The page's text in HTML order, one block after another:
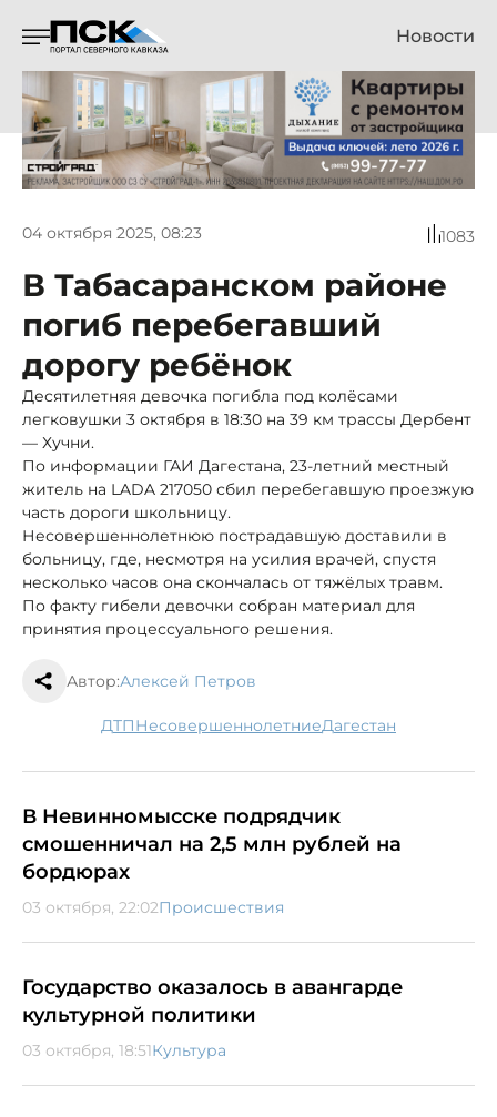
Новости
04 октября 2025, 08:23 1083
В Табасаранском районе
погиб перебегавший
дорогу ребёнок
Десятилетняя девочка погибла под колёсами
легковушки 3 октября в 18:30 на 39 км трассы Дербент
— Хучни.
По информации ГАИ Дагестана, 23-летний местный
житель на LADA 217050 сбил перебегавшую проезжую
часть дороги школьницу.
Несовершеннолетнюю пострадавшую доставили в
больницу, где, несмотря на усилия врачей, спустя
несколько часов она скончалась от тяжёлых травм.
По факту гибели девочки собран материал для
принятия процессуального решения.
Автор:Алексей Петров
ДТП несовершеннолетние Дагестан
В Невинномысске подрядчик
смошенничал на 2,5 млн рублей на
бордюрах
03 октября, 22:02Происшествия
Государство оказалось в авангарде
культурной политики
03 октября, 18:51Культура